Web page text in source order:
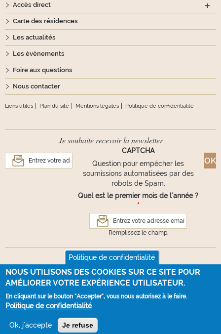
Accès direct
Carte des résidences
Les actualités
Les évènements
Foire aux questions
Nous contacter
Liens utiles Plan du site Mentions légales Politique de confidentialité
Je souhaite recevoir la newsletter
CAPTCHA
Question pour empêcher les
soumissions automatisées par des
robots de Spam.
Quel est le premier mois de l'année ?
*
Remplissez le champ.
Suivez-nous
VOUS AVEZ UNE QUESTION ?
Webdesign :
Politique de confidentialité
NOUS UTILISONS DES COOKIES SUR CE SITE POUR
AMÉLIORER VOTRE EXPÉRIENCE UTILISATEUR.
En cliquant sur le bouton "Accepter", vous nous autorisez à le faire.
Politique de confidentialité
Ok, j'accepte Je refuse